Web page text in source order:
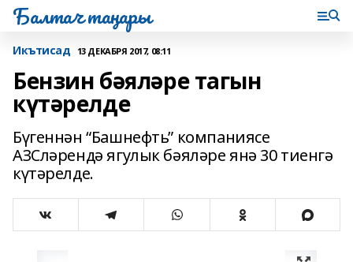
Балтач таңнары
Икътисад 13 ДЕКАБРЯ 2017, 08:11
Бензин бәяләре тагын
күтәрелде
Бүгеннән “Башнефть” компаниясе
АЗСләрендә ягулык бәяләре янә 30 тиенгә
күтәрелде.